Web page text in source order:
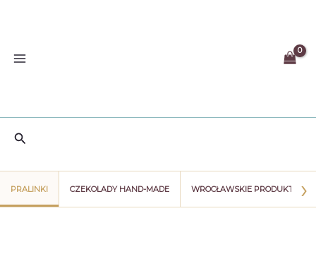
Szukaj
PRALINKI CZEKOLADY HAND-MADE WROCŁAWSKIE PRODUKTY ›